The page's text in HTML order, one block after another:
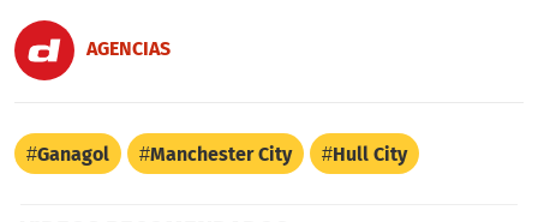
AGENCIAS
Ganagol Manchester City Hull City